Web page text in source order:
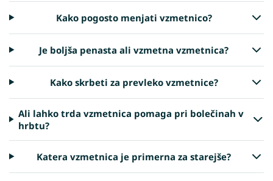
Kako pogosto menjati vzmetnico?
Je boljša penasta ali vzmetna vzmetnica?
Kako skrbeti za prevleko vzmetnice?
Ali lahko trda vzmetnica pomaga pri bolečinah v
hrbtu?
Katera vzmetnica je primerna za starejše?